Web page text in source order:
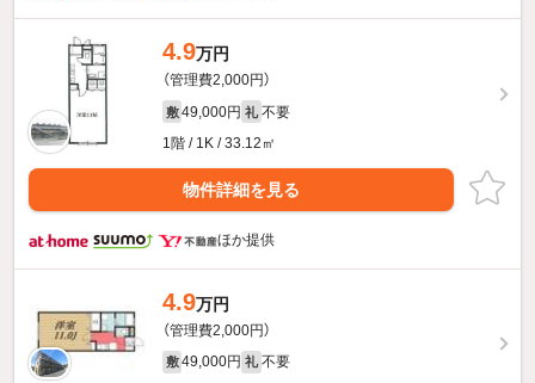
4.9万円
（管理費2,000円）
敷 49,000円 礼 不要
1階 / 1K / 33.12㎡
物件詳細を見る
ほか提供
4.9万円
（管理費2,000円）
敷 49,000円 礼 不要